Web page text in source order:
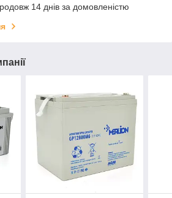
14 днів за домовленістю